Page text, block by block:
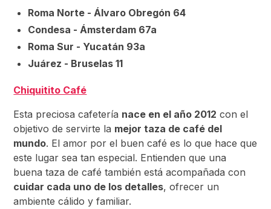
Roma Norte - Álvaro Obregón 64
Condesa - Ámsterdam 67a
Roma Sur - Yucatán 93a
Juárez - Bruselas 11
Chiquitito Café
Esta preciosa cafetería nace en el año 2012 con el
objetivo de servirte la mejor taza de café del
mundo. El amor por el buen café es lo que hace que
este lugar sea tan especial. Entienden que una
buena taza de café también está acompañada con
cuidar cada uno de los detalles, ofrecer un
ambiente cálido y familiar.